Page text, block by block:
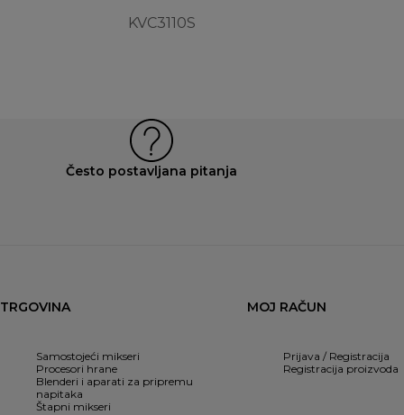
KVC3110S
Često postavljana pitanja
TRGOVINA
Samostojeći mikseri
Procesori hrane
Blenderi i aparati za pripremu
napitaka
Štapni mikseri
MOJ RAČUN
Prijava / Registracija
Registracija proizvoda